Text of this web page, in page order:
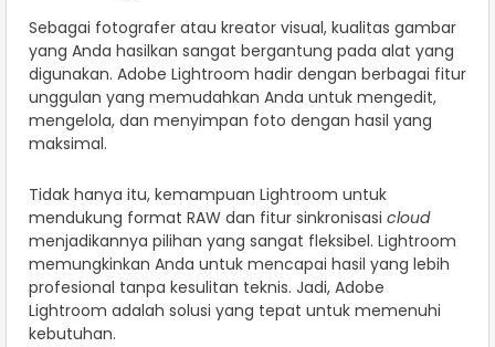
Sebagai fotografer atau kreator visual, kualitas gambar
yang Anda hasilkan sangat bergantung pada alat yang
digunakan. Adobe Lightroom hadir dengan berbagai fitur
unggulan yang memudahkan Anda untuk mengedit,
mengelola, dan menyimpan foto dengan hasil yang
maksimal.
Tidak hanya itu, kemampuan Lightroom untuk
mendukung format RAW dan fitur sinkronisasi cloud
menjadikannya pilihan yang sangat fleksibel. Lightroom
memungkinkan Anda untuk mencapai hasil yang lebih
profesional tanpa kesulitan teknis. Jadi, Adobe
Lightroom adalah solusi yang tepat untuk memenuhi
kebutuhan.